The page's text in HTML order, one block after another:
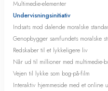
Multimedie-elementer
Undervisningsinitiativ
Indsats mod dalende moralske
Genopbygger samfundets moralske
Redskaber til et lykkeligere liv
Når ud til millioner med multimedie-
Vejen til lykke som bog-på-film
Interaktiv hjemmeside med et online